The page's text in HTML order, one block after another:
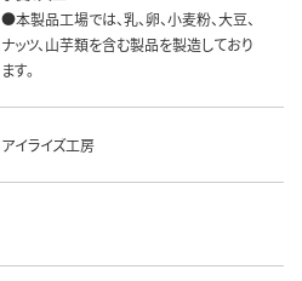
●本製品工場では、乳、卵、小麦粉、大豆、
ナッツ、山芋類を含む製品を製造しており
ます。
アイライズ工房